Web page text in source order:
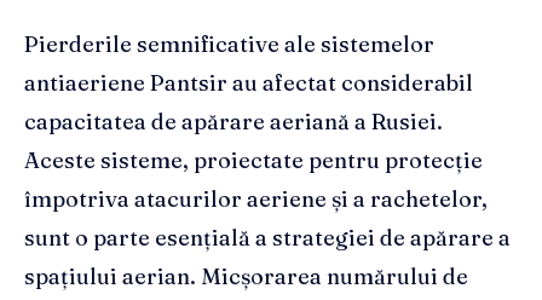
Pierderile semnificative ale sistemelor
antiaeriene Pantsir au afectat considerabil
capacitatea de apărare aeriană a Rusiei.
Aceste sisteme, proiectate pentru protecție
împotriva atacurilor aeriene și a rachetelor,
sunt o parte esențială a strategiei de apărare a
spațiului aerian. Micșorarea numărului de